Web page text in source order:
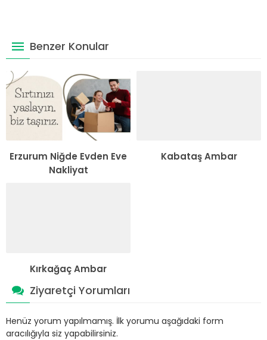
Benzer Konular
Erzurum Niğde Evden Eve
Nakliyat
Kabataş Ambar
Kırkağaç Ambar
Ziyaretçi Yorumları
Henüz yorum yapılmamış. İlk yorumu aşağıdaki form
aracılığıyla siz yapabilirsiniz.